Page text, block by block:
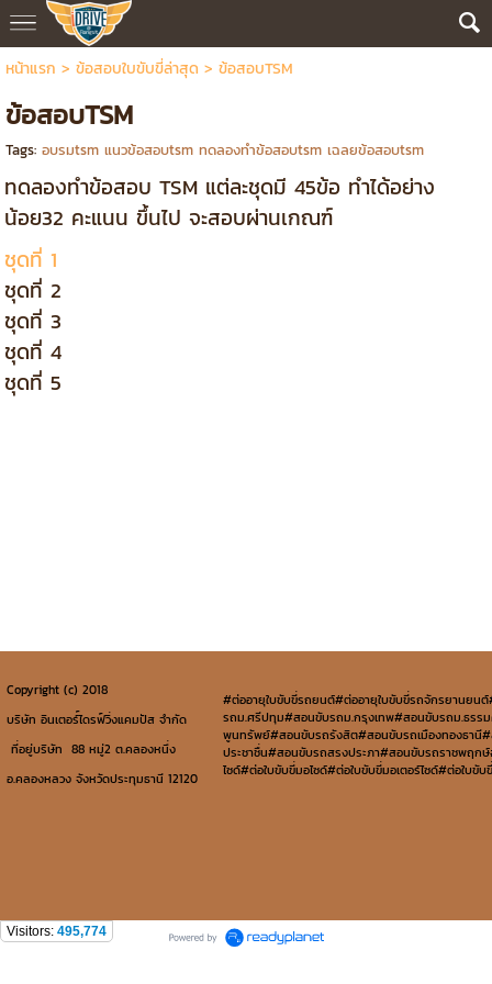
หน้าแรก > ข้อสอบใบขับขี่ล่าสุด > ข้อสอบTSM
ข้อสอบTSM
Tags: อบรมtsm แนวข้อสอบtsm ทดลองทำข้อสอบtsm เฉลยข้อสอบtsm
ทดลองทำข้อสอบ TSM แต่ละชุดมี 45ข้อ ทำได้อย่าง
น้อย32 คะแนน ขึ้นไป จะสอบผ่านเกณฑ์
ชุดที่ 1
ชุดที่ 2
ชุดที่ 3
ชุดที่ 4
ชุดที่ 5
Copyright (c) 2018
บริษัท อินเตอร์์ไดรฟ์วิ่งแคมปัส จำกัด
ที่อยู่บริษัท 88 หมู่2 ต.คลองหนึ่ง
อ.คลองหลวง จังหวัดประทุมธานี 12120
#ต่ออายุใบขับขี่รถยนต์#ต่ออายุใบขับขี่รถจักรยานย
รถม.ศรีปทุม#สอนขับรถม.กรุงเทพ#สอนขับรถม.ธรร
พูนทรัพย์#สอนขับรถรังสิต#สอนขับรถเมืองทองธานี
ประชาชื่น#สอนขับรถสรงประภา#สอนขับรถราชพฤก
ไซด์#ต่อใบขับขี่มอไซด์#ต่อใบขับขี่มอเตอร์ไซด์#ต่อใบ
Visitors: 495,774